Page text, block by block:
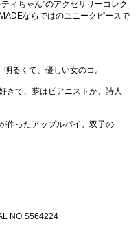
ィちゃん"のアクセサリーコレク
ならではのユニークピースで
るくて、優しい女のコ。
きで、夢はピアニストか、詩人
作ったアップルパイ。双子の
NO.S564224